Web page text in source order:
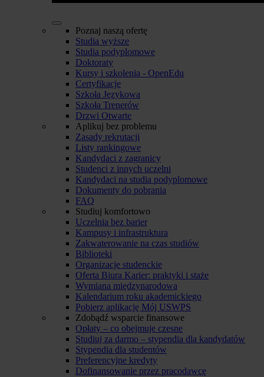
Poznaj naszą ofertę
Studia wyższe
Studia podyplomowe
Doktoraty
Kursy i szkolenia - OpenEdu
Certyfikacje
Szkoła Językowa
Szkoła Trenerów
Drzwi Otwarte
Aplikuj bez problemu
Zasady rekrutacji
Listy rankingowe
Kandydaci z zagranicy
Studenci z innych uczelni
Kandydaci na studia podyplomowe
Dokumenty do pobrania
FAQ
Studiuj komfortowo
Uczelnia bez barier
Kampusy i infrastruktura
Zakwaterowanie na czas studiów
Biblioteki
Organizacje studenckie
Oferta Biura Karier: praktyki i staże
Wymiana międzynarodowa
Kalendarium roku akademickiego
Pobierz aplikację Mój USWPS
Zdobądź wsparcie finansowe
Opłaty – co obejmuje czesne
Studiuj za darmo – stypendia dla kandydatów
Stypendia dla studentów
Preferencyjne kredyty
Dofinansowanie przez pracodawcę